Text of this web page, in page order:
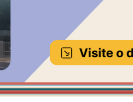
/ SP
Paulista
dorms